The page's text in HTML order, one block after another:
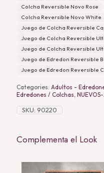
Colcha Reversible Novo Rose
Colcha Reversible Novo White
Juego de Colcha Reversible
Juego de Colcha Reversible
Juego de Colcha Reversible
Juego de Edredon Reversible
Juego de Edredon Reversible
Categories: Adultos -
Edredones / Colchas
SKU: 90220
Complementa el Look